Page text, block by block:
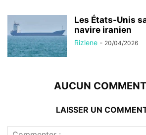
Les États-Unis
navire iranien
Rizlene - 20/04/2026
AUCUN
LAISSER UN